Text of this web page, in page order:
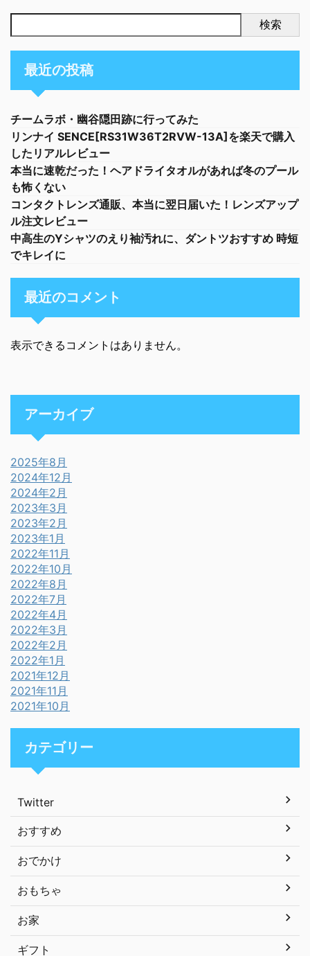
検索
最近の投稿
チームラボ・幽谷隠田跡に行ってみた
リンナイ SENCE[RS31W36T2RVW-13A]を楽天で購入
したリアルレビュー
本当に速乾だった！ヘアドライタオルがあれば冬のプール
も怖くない
コンタクトレンズ通販、本当に翌日届いた！レンズアップ
ル注文レビュー
中高生のYシャツのえり袖汚れに、ダントツおすすめ 時短
でキレイに
最近のコメント
表示できるコメントはありません。
アーカイブ
2025年8月
2024年12月
2024年2月
2023年3月
2023年2月
2023年1月
2022年11月
2022年10月
2022年8月
2022年7月
2022年4月
2022年3月
2022年2月
2022年1月
2021年12月
2021年11月
2021年10月
カテゴリー
Twitter
おすすめ
おでかけ
おもちゃ
お家
ギフト